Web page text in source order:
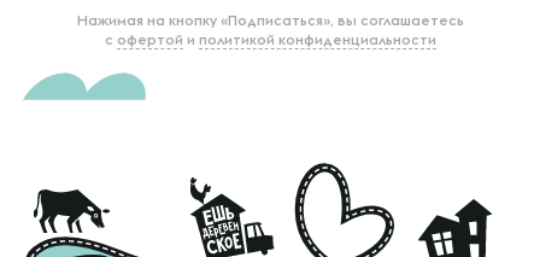
Нажимая на кнопку «Подписаться», вы соглашаетесь
с офертой и политикой конфиденциальности